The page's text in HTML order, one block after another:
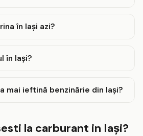
în Iaşi azi?
în Iaşi?
mai ieftină benzinărie din Iaşi?
la carburant in Iaşi?